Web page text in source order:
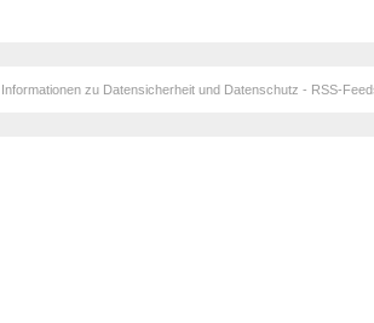
zu Datensicherheit und Datenschutz - RSS-